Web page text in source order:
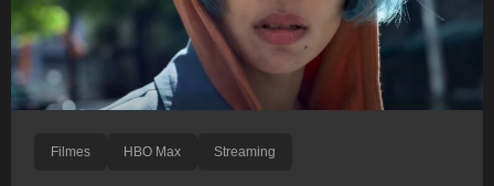
Filmes HBO Max Streaming